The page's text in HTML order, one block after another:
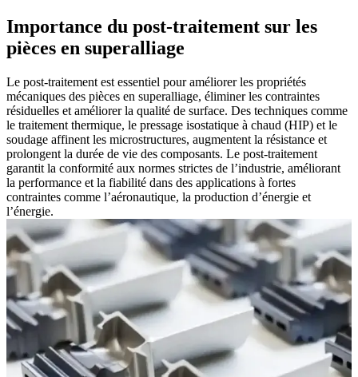
Importance du post-traitement sur les
pièces en superalliage
Le post-traitement est essentiel pour améliorer les propriétés
mécaniques des pièces en superalliage, éliminer les contraintes
résiduelles et améliorer la qualité de surface. Des techniques comme
le traitement thermique, le pressage isostatique à chaud (HIP) et le
soudage affinent les microstructures, augmentent la résistance et
prolongent la durée de vie des composants. Le post-traitement
garantit la conformité aux normes strictes de l’industrie, améliorant
la performance et la fiabilité dans des applications à fortes
contraintes comme l’aéronautique, la production d’énergie et
l’énergie.